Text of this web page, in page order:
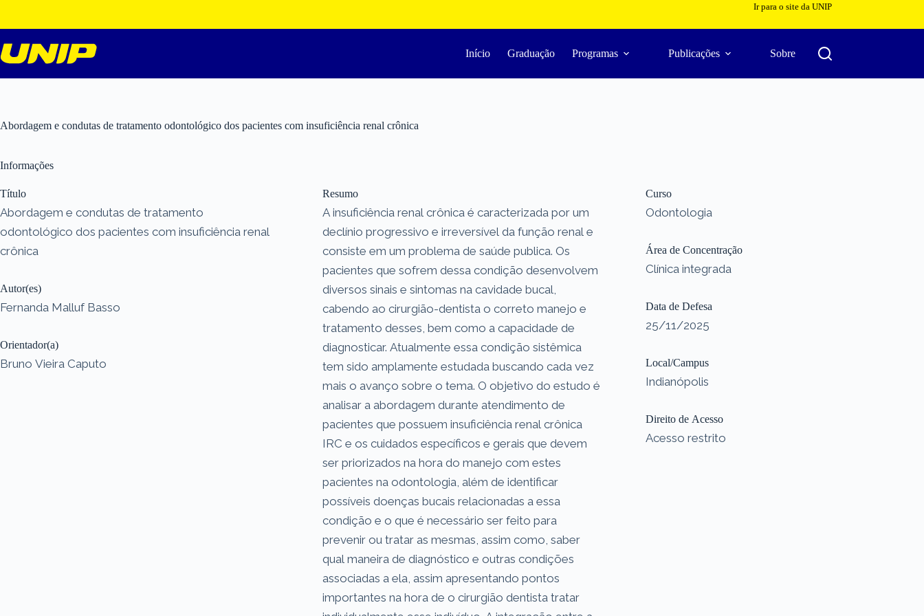
o
conteúdo
Ir para o site da UNIP
Início Graduação Programas Publicações Sobre
Abordagem e condutas de tratamento odontológico dos pacientes com insuficiência renal crônica
Informações
Título
Abordagem e condutas de tratamento
odontológico dos pacientes com insuficiência renal
crônica
Autor(es)
Fernanda Malluf Basso
Orientador(a)
Bruno Vieira Caputo
Resumo
A insuficiência renal crônica é caracterizada por um
declínio progressivo e irreversível da função renal e
consiste em um problema de saúde publica. Os
pacientes que sofrem dessa condição desenvolvem
diversos sinais e sintomas na cavidade bucal,
cabendo ao cirurgião-dentista o correto manejo e
tratamento desses, bem como a capacidade de
diagnosticar. Atualmente essa condição sistêmica
tem sido amplamente estudada buscando cada vez
mais o avanço sobre o tema. O objetivo do estudo é
analisar a abordagem durante atendimento de
pacientes que possuem insuficiência renal crônica
IRC e os cuidados específicos e gerais que devem
ser priorizados na hora do manejo com estes
pacientes na odontologia, além de identificar
possíveis doenças bucais relacionadas a essa
condição e o que é necessário ser feito para
prevenir ou tratar as mesmas, assim como, saber
qual maneira de diagnóstico e outras condições
associadas a ela, assim apresentando pontos
importantes na hora de o cirurgião dentista tratar
Curso
Odontologia
Área de Concentração
Clínica integrada
Data de Defesa
25/11/2025
Local/Campus
Indianópolis
Direito de Acesso
Acesso restrito